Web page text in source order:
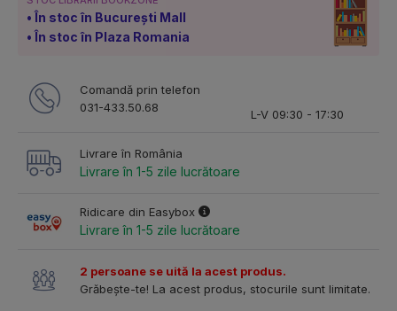
În stoc în București Mall
În stoc în Plaza Romania
Comandă prin telefon
031-433.50.68
L-V 09:30 - 17:30
Livrare în România
Livrare în 1-5 zile lucrătoare
Ridicare din Easybox
Livrare în 1-5 zile lucrătoare
2 persoane se uită la acest produs.
Grăbește-te! La acest produs, stocurile sunt limitate.